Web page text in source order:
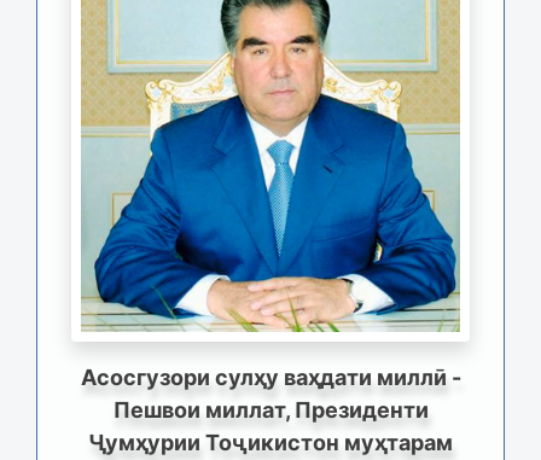
Асосгузори сулҳу ваҳдати миллӣ -
Пешвои миллат, Президенти
Ҷумҳурии Тоҷикистон муҳтарам